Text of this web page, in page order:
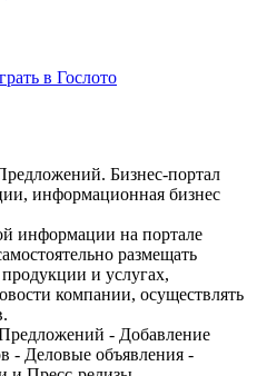
в Гослото
Бизнес-портал
информационная бизнес
информации на портале
размещать
и услугах,
компании, осуществлять
- Добавление
- Деловые объявления -